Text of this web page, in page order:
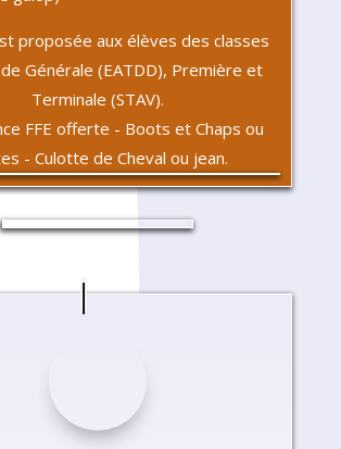
proposée aux élèves des classes
Générale (EATDD), Première et
Terminale (STAV).
FFE offerte - Boots et Chaps ou
- Culotte de Cheval ou jean.